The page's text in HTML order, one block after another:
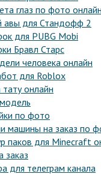
глаз по фото онлайн
авы для Стандофф 2
для PUBG Mobi
Бравл Старс
человека онлайн
для Roblox
онлайн
по фото
машины на заказ по
паков для Minecraft
заказ
для телеграм канала